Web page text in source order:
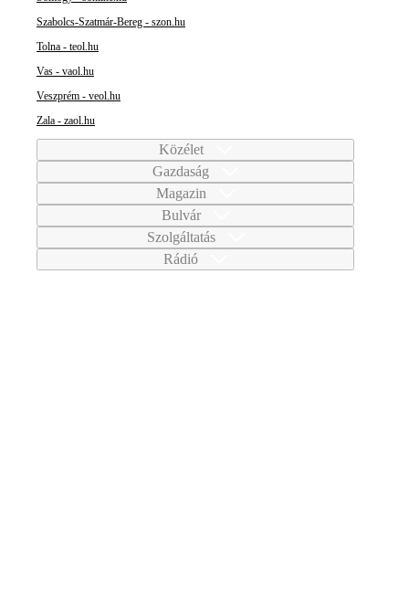
Szabolcs-Szatmár-Bereg - szon.hu
Tolna - teol.hu
Vas - vaol.hu
Veszprém - veol.hu
Zala - zaol.hu
Közélet
Gazdaság
Magazin
Bulvár
Szolgáltatás
Rádió